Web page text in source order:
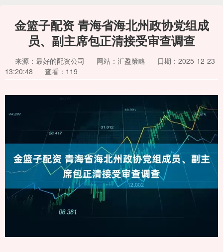
金篮子配资 青海省海北州政协党组成
员、副主席包正清接受审查调查
来源：最好的配资公司 网站：汇盈策略
日期：2025-12-23
13:20:48
查看：119